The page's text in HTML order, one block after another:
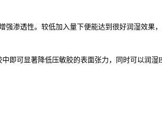
渗透性。较低加入量下便能达到很好润湿效果
即可显著降低压敏胶的表面张力，同时可以润